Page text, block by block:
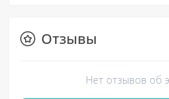
Отзывы
Нет отзывов об